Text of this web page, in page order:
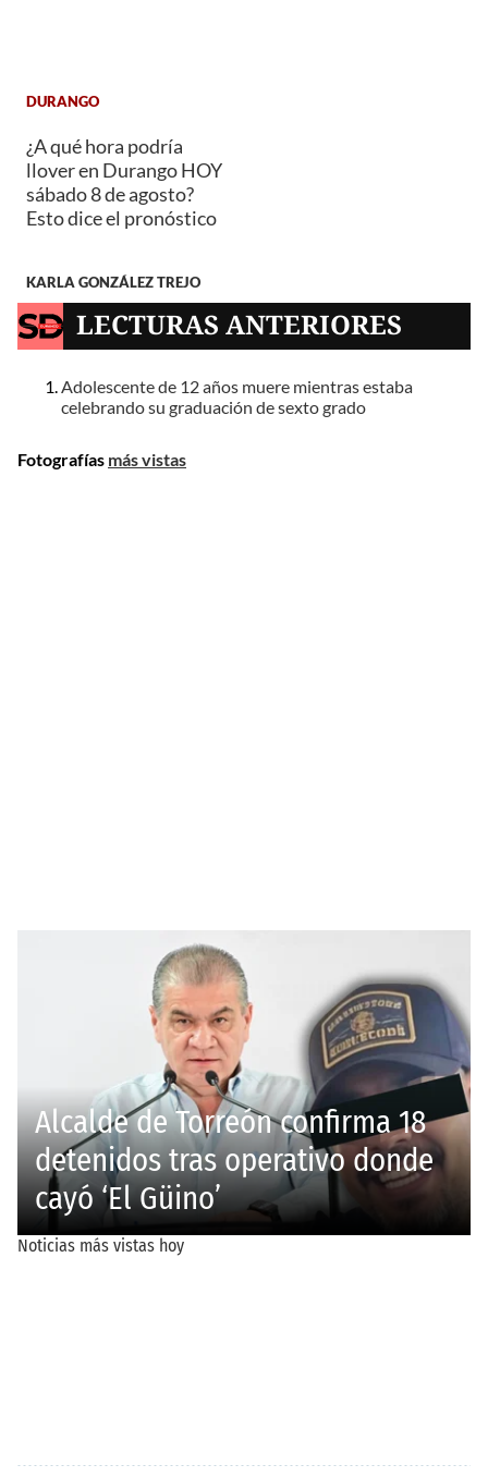
DURANGO
¿A qué hora podría
llover en Durango HOY
sábado 8 de agosto?
Esto dice el pronóstico
KARLA GONZÁLEZ TREJO
LECTURAS ANTERIORES
Adolescente de 12 años muere mientras estaba
celebrando su graduación de sexto grado
Fotografías más vistas